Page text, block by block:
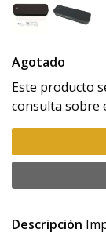
Agotado
Este producto
consulta sobre
Descripción